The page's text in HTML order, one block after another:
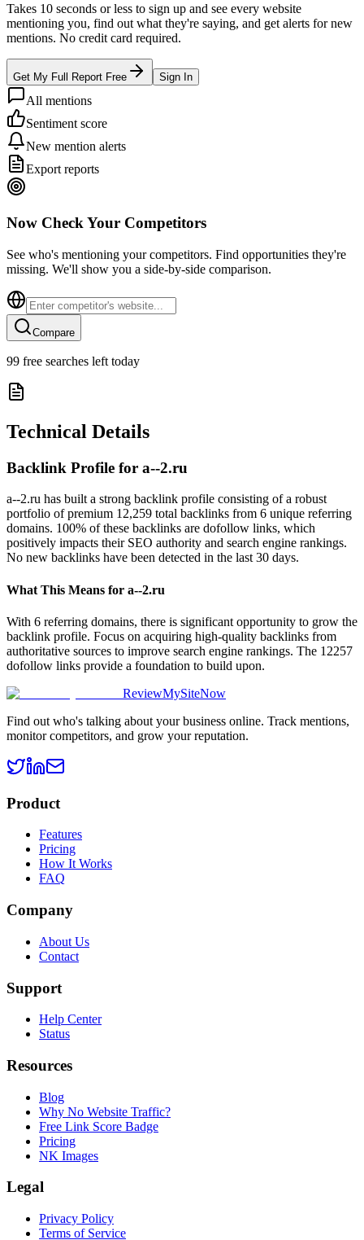
Takes 10 seconds or less to sign up and see every website
mentioning you, find out what they're saying, and get alerts for new
mentions. No credit card required.
Get My Full Report Free Sign In
All mentions
Sentiment score
New mention alerts
Export reports
Now Check Your Competitors
See who's mentioning your competitors. Find opportunities they're
missing. We'll show you a side-by-side comparison.
Compare
99 free searches left today
Technical Details
Backlink Profile for a--2.ru
a--2.ru has built a strong backlink profile consisting of a robust
portfolio of premium 12,259 total backlinks from 6 unique referring
domains. 100% of these backlinks are dofollow links, which
positively impacts their SEO authority and search engine rankings.
No new backlinks have been detected in the last 30 days.
What This Means for a--2.ru
With 6 referring domains, there is significant opportunity to grow the
backlink profile. Focus on acquiring high-quality backlinks from
authoritative sources to improve search engine rankings. The 12257
dofollow links provide a foundation to build upon.
ReviewMySiteNow
Find out who's talking about your business online. Track mentions,
monitor competitors, and grow your reputation.
Product
Features
Pricing
How It Works
FAQ
Company
About Us
Contact
Support
Help Center
Status
Resources
Blog
Why No Website Traffic?
Free Link Score Badge
Pricing
NK Images
Legal
Privacy Policy
Terms of Service